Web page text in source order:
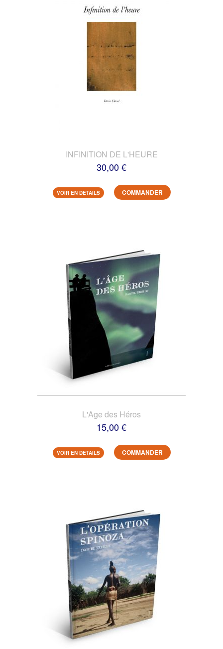
INFINITION DE L'HEURE
30,00 €
VOIR EN DETAILS COMMANDER
L'Age des Héros
15,00 €
VOIR EN DETAILS COMMANDER